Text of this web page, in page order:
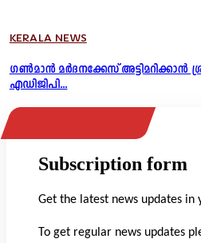
KERALA NEWS
ഗൺമാൻ മർദനക്കേസ് അട്ടിമറിക്കാൻ
എഡിജിപി...
Subscription form
Get the latest news updates in
To get regular news updates